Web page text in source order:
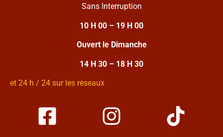
Sans Interruption
10 H 00 – 19 H 00
Ouvert le Dimanche
14 H 30 – 18 H 30
et 24 h / 24 sur les réseaux